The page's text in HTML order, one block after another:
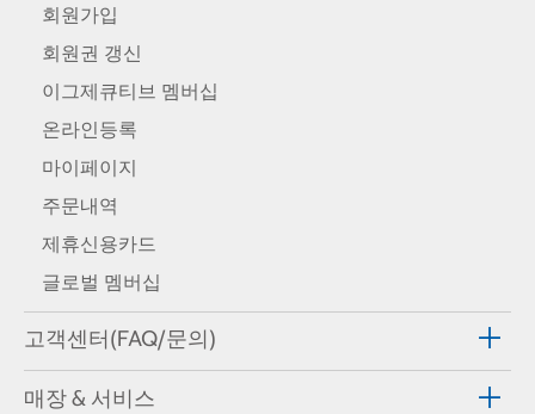
회원가입
회원권 갱신
이그제큐티브 멤버십
온라인등록
마이페이지
주문내역
제휴신용카드
글로벌 멤버십
고객센터(FAQ/문의)
매장 & 서비스